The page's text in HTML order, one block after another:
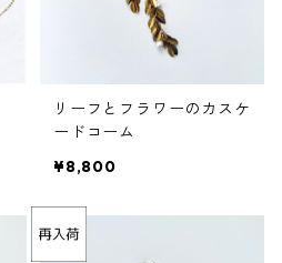
リーフとフラワーのカスケ
ードコーム
¥8,800